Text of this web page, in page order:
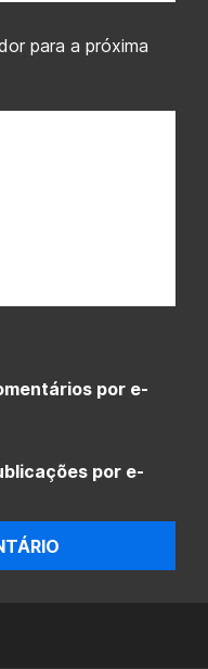
para a próxima
por e-
por e-